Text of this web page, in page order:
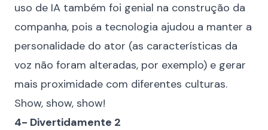
uso de IA também foi genial na construção da
companha, pois a tecnologia ajudou a manter a
personalidade do ator (as características da
voz não foram alteradas, por exemplo) e gerar
mais proximidade com diferentes culturas.
Show, show, show!
4- Divertidamente 2